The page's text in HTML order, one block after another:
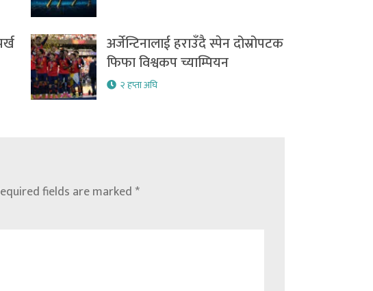
अर्जेन्टिनालाई हराउँदै स्पेन दोस्रोपटक
फिफा विश्वकप च्याम्पियन
२ हप्ता अघि
fields are marked*